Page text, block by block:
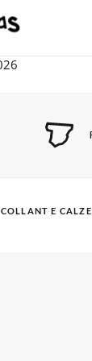
COLLANT E CALZE